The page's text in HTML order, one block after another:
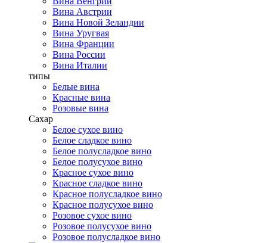
Вина Австрии
Вина Новой Зеландии
Вина Уругвая
Вина Франции
Вина России
Вина Италии
типы
Белые вина
Красные вина
Розовые вина
Сахар
Белое сухое вино
Белое сладкое вино
Белое полусладкое вино
Белое полусухое вино
Красное сухое вино
Красное сладкое вино
Красное полусладкое вино
Красное полусухое вино
Розовое сухое вино
Розовое полусухое вино
Розовое полусладкое вино